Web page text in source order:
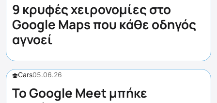
9 κρυφές χειρονομίες στο
Google Maps που κάθε οδηγός
αγνοεί
Cars05.06.26
Το Google Meet μπήκε